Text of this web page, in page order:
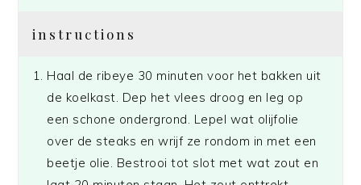
instructions
Haal de ribeye 30 minuten voor het bakken uit
de koelkast. Dep het vlees droog en leg op
een schone ondergrond. Lepel wat olijfolie
over de steaks en wrijf ze rondom in met een
beetje olie. Bestrooi tot slot met wat zout en